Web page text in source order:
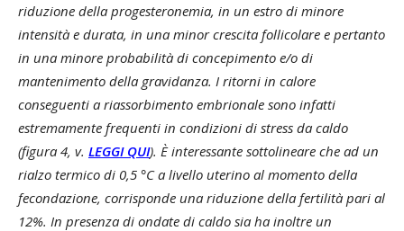
riduzione della progesteronemia, in un estro di minore
intensità e durata, in una minor crescita follicolare e pertanto
in una minore probabilità di concepimento e/o di
mantenimento della gravidanza. I ritorni in calore
conseguenti a riassorbimento embrionale sono infatti
estremamente frequenti in condizioni di stress da caldo
(figura 4, v. LEGGI QUI). È interessante sottolineare che ad un
rialzo termico di 0,5 °C a livello uterino al momento della
fecondazione, corrisponde una riduzione della fertilità pari al
12%. In presenza di ondate di caldo sia ha inoltre un